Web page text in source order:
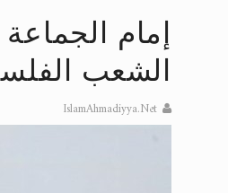
تعميم
تعميم هامّ
إعلان
للانتقال
اقرأ هذا
إمام
الشعب
IslamAhmadiyya.Net